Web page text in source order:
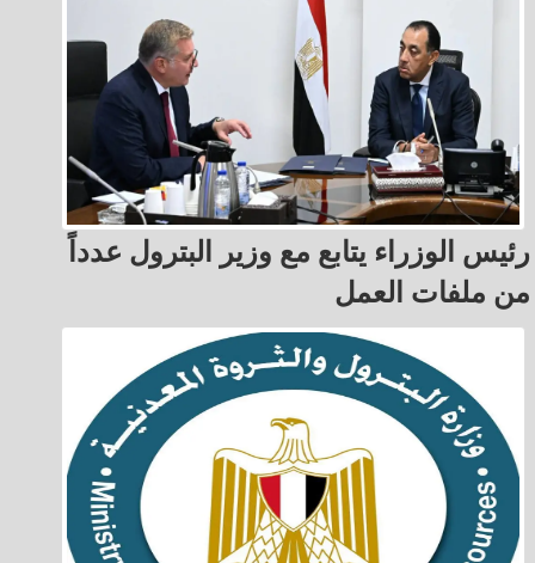
رئيس الوزراء يتابع مع وزير البترول عدداً
من ملفات العمل